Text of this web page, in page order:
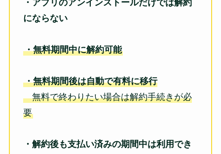
・アプリのアンインストールだけでは解約
にならない
・無料期間中に解約可能
・無料期間後は自動で有料に移行
無料で終わりたい場合は解約手続きが必
要
・解約後も支払い済みの期間中は利用でき